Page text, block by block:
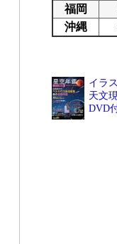
福岡
沖縄
イラ
天文
DVD